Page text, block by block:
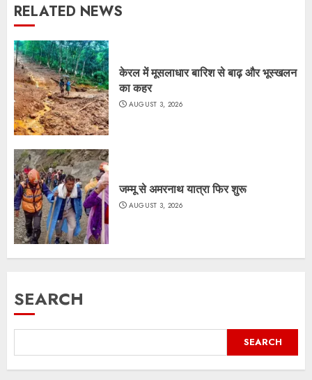
RELATED NEWS
केरल में मूसलाधार बारिश से बाढ़ और भूस्खलन
का कहर
AUGUST 3, 2026
जम्मू से अमरनाथ यात्रा फिर शुरू
AUGUST 3, 2026
SEARCH
SEARCH